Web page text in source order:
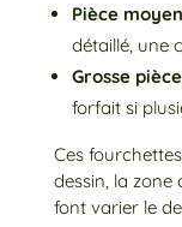
Pièce
détaillé, une
Grosse pièce
forfait si
Ces
dessin, la zone
font varier le